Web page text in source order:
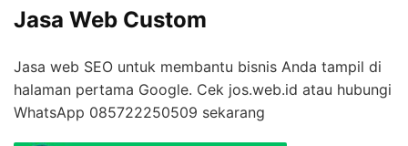
Jasa Web Custom
Jasa web SEO untuk membantu bisnis Anda tampil di
halaman pertama Google. Cek jos.web.id atau hubungi
WhatsApp 085722250509 sekarang